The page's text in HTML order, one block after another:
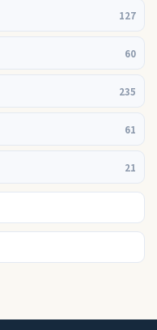
127
60
235
61
21